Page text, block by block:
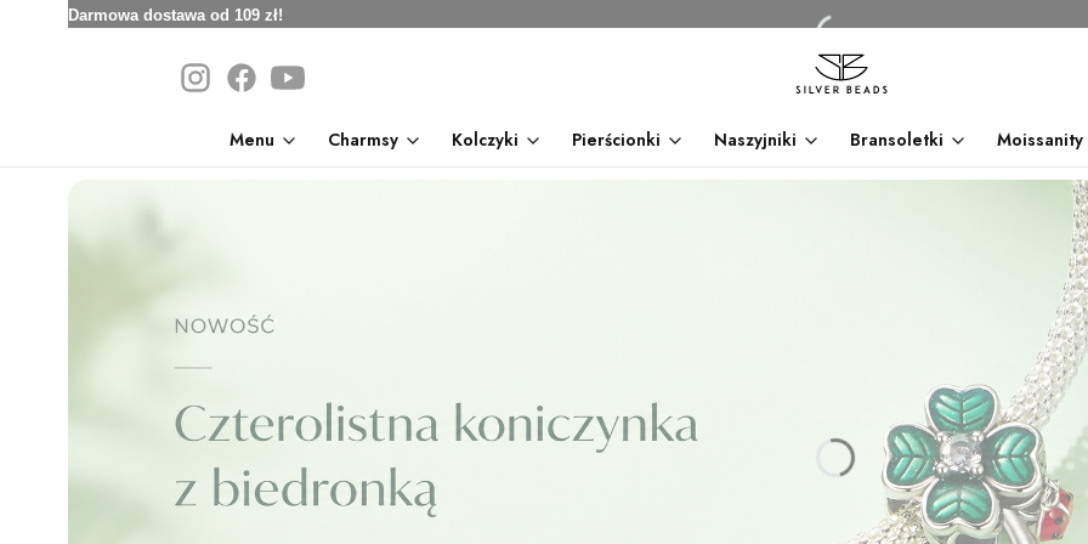
Darmowa dostawa od 109 zł!
Menu Charmsy Kolczyki Pierścionki Naszyjniki Bransoletki Moissanity